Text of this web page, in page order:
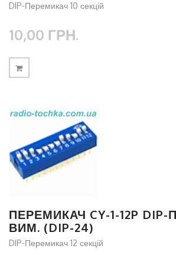
DIP-Перемикач 10 секцій
10,00 ГРН.
ПЕРЕМИКАЧ CY-1-12P DIP-
ВИМ. (DIP-24)
DIP-Перемикач 12 секцій